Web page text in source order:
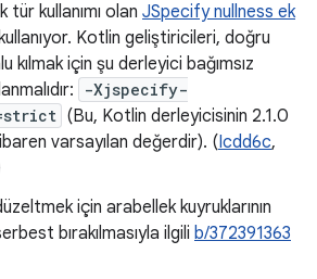
tür kullanımı olan JSpecify nullness ek
Kotlin geliştiricileri, doğru
kılmak için şu derleyici bağımsız
-Xjspecify-
(Bu, Kotlin derleyicisinin 2.1.0
varsayılan değerdir). (Icdd6c,
için arabellek kuyruklarının
bırakılmasıyla ilgili b/372391363